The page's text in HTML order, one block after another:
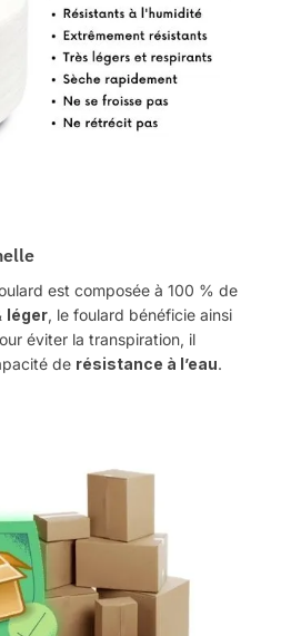
est composée à 100 % de
léger, le foulard bénéficie ainsi
éviter la transpiration, il
de résistance à l’eau.